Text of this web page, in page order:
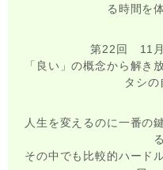
る時間を
第22回 11月
「良い」の概念から解き
タシの
人生を変えるのに一番の
その中でも比較的ハード